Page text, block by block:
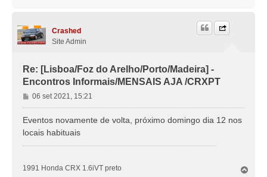
Crashed
Site Admin
Re: [Lisboa/Foz do Arelho/Porto/Madeira] -
Encontros Informais/MENSAIS AJA /CRXPT
M
e
a
g
m
06 set 2021, 15:21
Eventos novamente de volta, próximo domingo dia 12 nos
locais habituais
1991 Honda CRX 1.6iVT preto